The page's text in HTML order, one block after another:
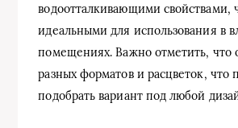
водоотталкивающими свойствами,
идеальными для использования в
помещениях. Важно отметить, что
разных форматов и расцветок, что
подобрать вариант под любой